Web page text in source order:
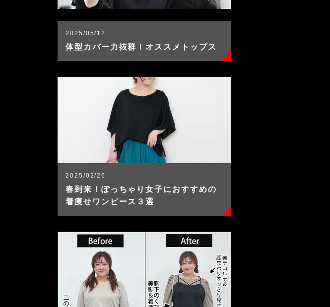
2025/05/12
体型カバー力抜群！オススメトップス
2025/02/26
春到来！ぽっちゃり女子におすすめの
着痩せワンピース３選